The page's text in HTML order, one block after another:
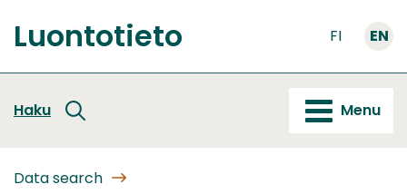
to
content
Front
Luontotieto FI EN
Haku Menu
Data search